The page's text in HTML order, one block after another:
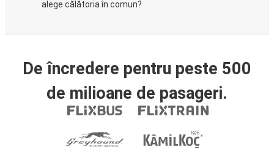
alege călătoria în comun?
De încredere pentru peste 500
de milioane de pasageri.